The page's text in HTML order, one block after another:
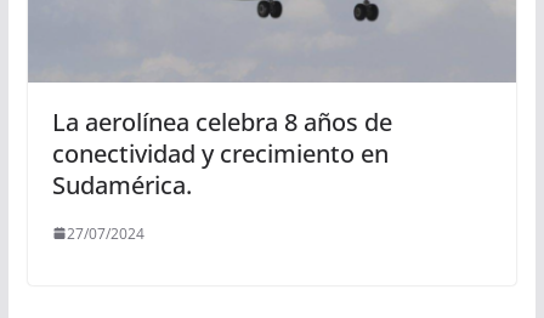
La aerolínea celebra 8 años de
conectividad y crecimiento en
Sudamérica.
27/07/2024